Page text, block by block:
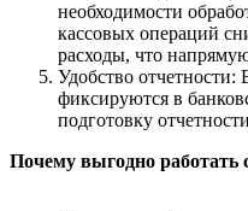
необходимости
кассовых операций
расходы, что
Удобство отчетности:
фиксируются в
подготовку
Почему выгодно работать